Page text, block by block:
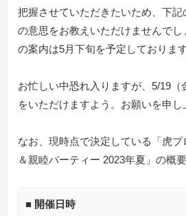
把握させていただきたいため、下
の意思をお教えいただけませんで
の案内は5月下旬を予定しております
お忙しい中恐れ入りますが、5/19（
をいただけますよう。お願いを申し
なお、現時点で決定している「虎
＆親睦パーティー 2023年夏」の概
■ 開催日時